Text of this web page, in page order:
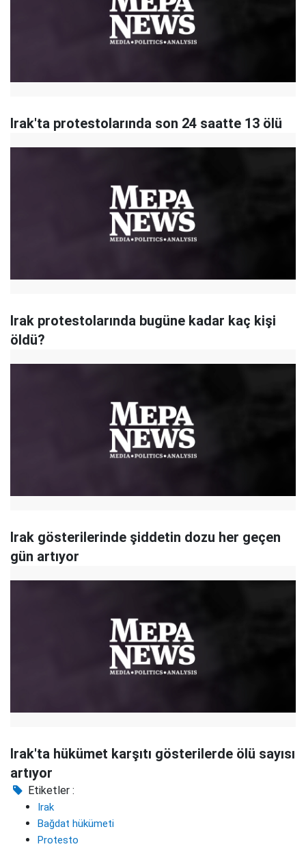
Irak'ta protestolarında son 24 saatte 13 ölü
Irak protestolarında bugüne kadar kaç kişi
öldü?
Irak gösterilerinde şiddetin dozu her geçen
gün artıyor
Irak'ta hükümet karşıtı gösterilerde ölü sayısı
artıyor
Etiketler :
Irak
Bağdat hükümeti
Protesto